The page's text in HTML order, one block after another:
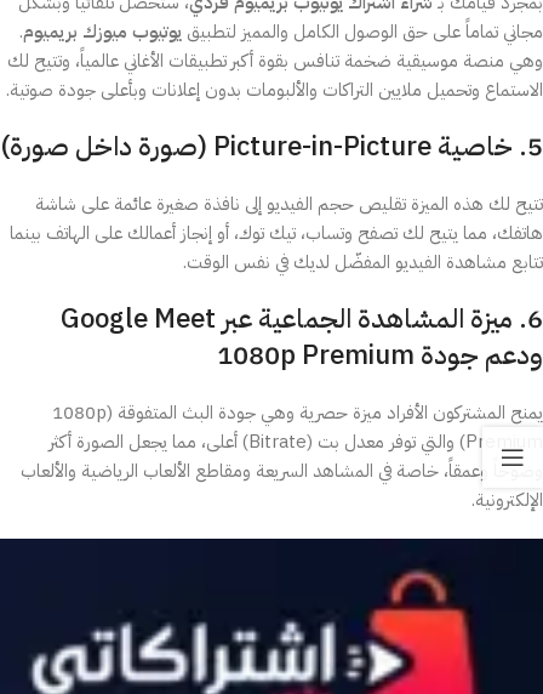
مجاني تماماً على حق الوصول الكامل والمميز لتطبيق يوتيوب ميوزك بريميوم.
وهي منصة موسيقية ضخمة تنافس بقوة أكبر تطبيقات الأغاني عالمياً، وتتيح لك
الاستماع وتحميل ملايين التراكات والألبومات بدون إعلانات وبأعلى جودة صوتية.
5. خاصية Picture-in-Picture (صورة داخل صورة)
تتيح لك هذه الميزة تقليص حجم الفيديو إلى نافذة صغيرة عائمة على شاشة
هاتفك، مما يتيح لك تصفح وتساب، تيك توك، أو إنجاز أعمالك على الهاتف بينما
تتابع مشاهدة الفيديو المفضّل لديك في نفس الوقت.
6. ميزة المشاهدة الجماعية عبر Google Meet
ودعم جودة 1080p Premium
يمنح المشتركون الأفراد ميزة حصرية وهي جودة البث المتفوقة (1080p
Premium) والتي توفر معدل بت (Bitrate) أعلى، مما يجعل الصورة أكثر
وضوحاً وعمقاً، خاصة في المشاهد السريعة ومقاطع الألعاب الرياضية والألعاب
الإلكترونية.